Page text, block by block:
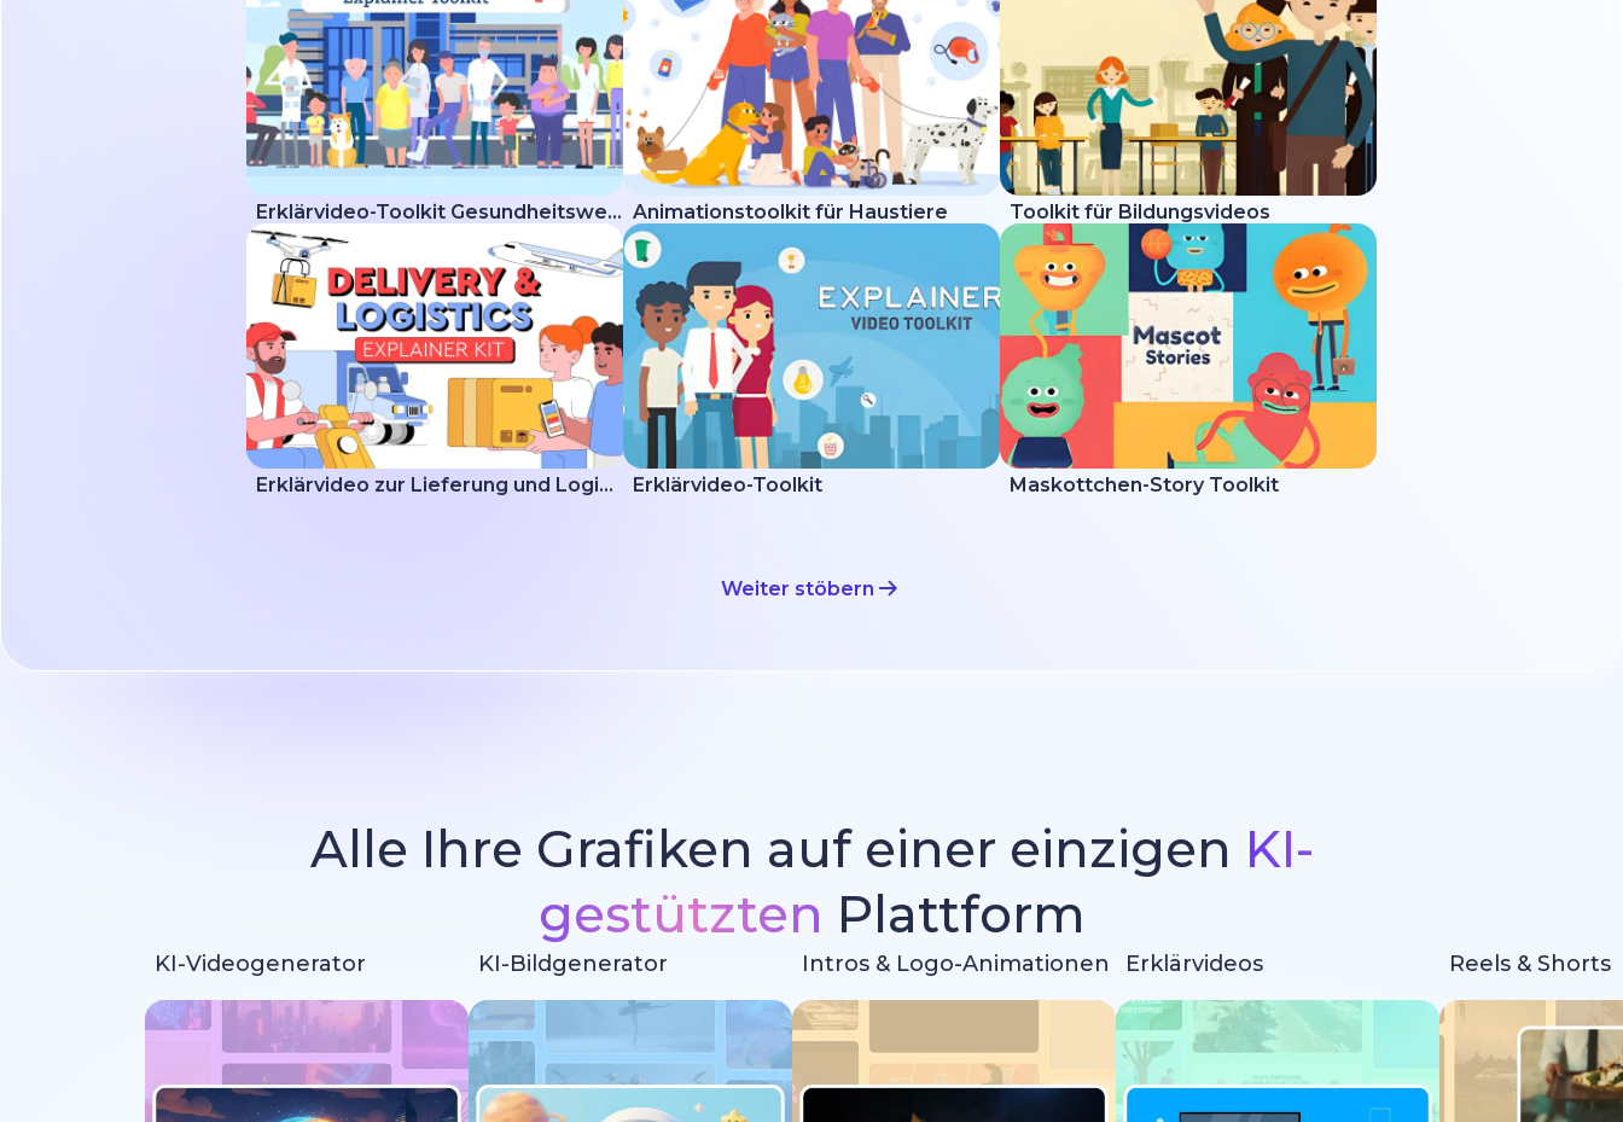
Erklärvideo-Toolkit Gesundheitswesen Animationstoolkit für Haustiere Toolkit für Bildungsvideos
Erklärvideo zur Lieferung und Logistik Erklärvideo-Toolkit Maskottchen-Story Toolkit
Weiter stöbern
Alle Ihre Grafiken auf einer einzigen KI-
gestützten Plattform
KI-Videogenerator KI-Bildgenerator Intros & Logo-Animationen Erklärvideos Reels & Shorts